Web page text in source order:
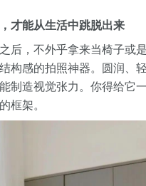
才能从生活中跳脱出来
后，不外乎拿来当椅子或
构感的拍照神器。圆润、
制造视觉张力。你得给它一
框架。